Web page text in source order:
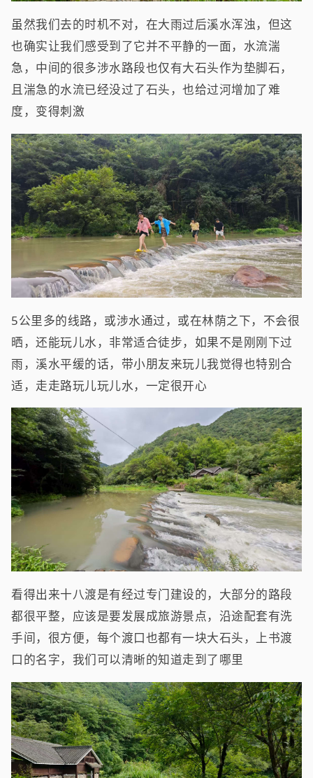
虽然我们去的时机不对，在大雨过后溪水浑浊，但这
也确实让我们感受到了它并不平静的一面，水流湍
急，中间的很多涉水路段也仅有大石头作为垫脚石，
且湍急的水流已经没过了石头，也给过河增加了难
度，变得刺激
5公里多的线路，或涉水通过，或在林荫之下，不会很
晒，还能玩儿水，非常适合徒步，如果不是刚刚下过
雨，溪水平缓的话，带小朋友来玩儿我觉得也特别合
适，走走路玩儿玩儿水，一定很开心
看得出来十八渡是有经过专门建设的，大部分的路段
都很平整，应该是要发展成旅游景点，沿途配套有洗
手间，很方便，每个渡口也都有一块大石头，上书渡
口的名字，我们可以清晰的知道走到了哪里